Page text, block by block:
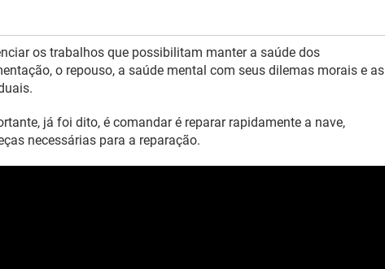
os trabalhos que possibilitam manter a saúde dos
o repouso, a saúde mental com seus dilemas morais e as
já foi dito, é comandar é reparar rapidamente a nave,
necessárias para a reparação.